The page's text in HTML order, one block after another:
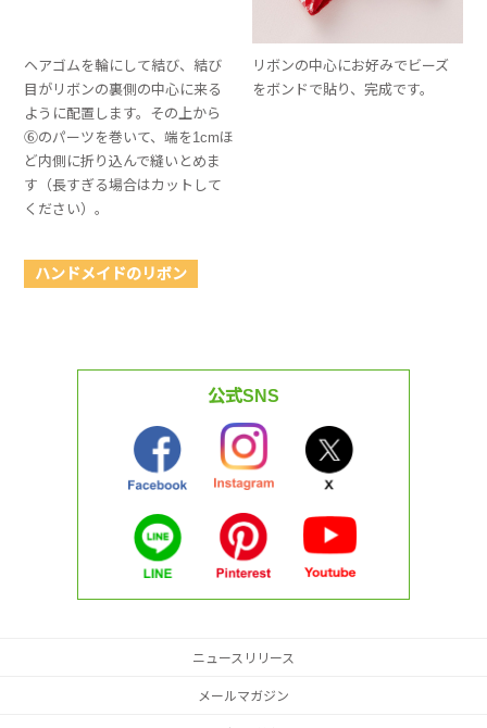
ヘアゴムを輪にして結び、結び
目がリボンの裏側の中心に来る
ように配置します。その上から
⑥のパーツを巻いて、端を1cmほ
ど内側に折り込んで縫いとめま
す（長すぎる場合はカットして
ください）。
リボンの中心にお好みでビーズ
をボンドで貼り、完成です。
ハンドメイドのリボン
公式SNS
ニュースリリース
メールマガジン